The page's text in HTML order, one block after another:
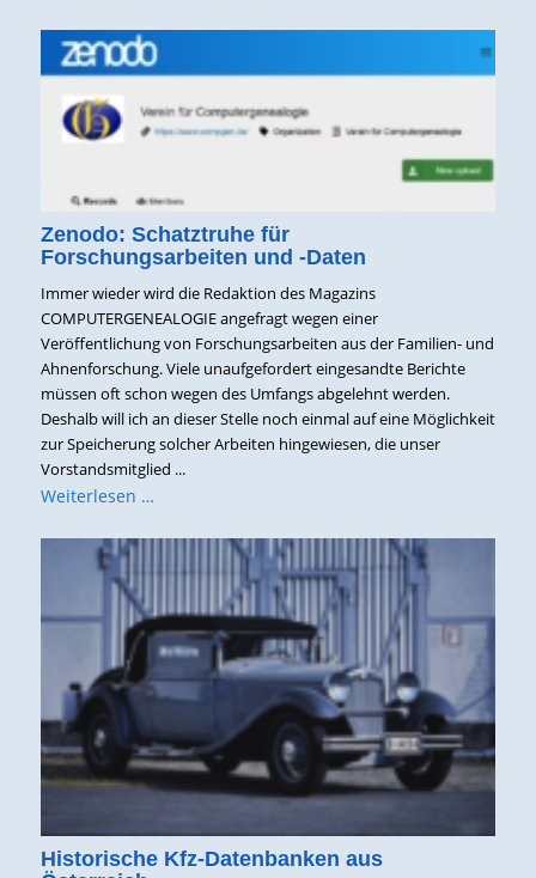
Zenodo: Schatztruhe für
Forschungsarbeiten und -Daten
Immer wieder wird die Redaktion des Magazins
COMPUTERGENEALOGIE angefragt wegen einer
Veröffentlichung von Forschungsarbeiten aus der Familien- und
Ahnenforschung. Viele unaufgefordert eingesandte Berichte
müssen oft schon wegen des Umfangs abgelehnt werden.
Deshalb will ich an dieser Stelle noch einmal auf eine Möglichkeit
zur Speicherung solcher Arbeiten hingewiesen, die unser
Vorstandsmitglied ...
Weiterlesen …
Historische Kfz-Datenbanken aus